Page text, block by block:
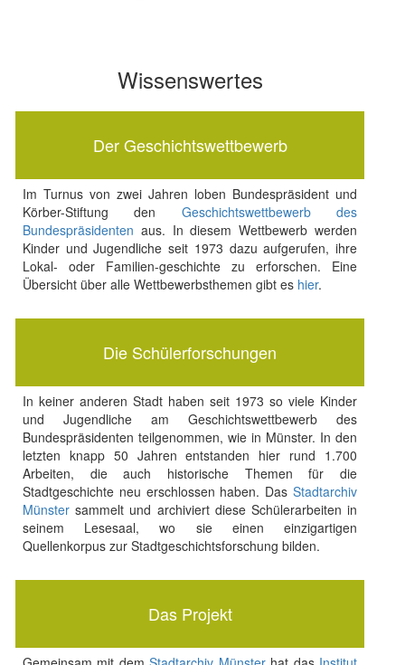
Wissenswertes
Der Geschichtswettbewerb
Im Turnus von zwei Jahren loben Bundespräsident und
Körber-Stiftung den Geschichtswettbewerb des
Bundespräsidenten aus. In diesem Wettbewerb werden
Kinder und Jugendliche seit 1973 dazu aufgerufen, ihre
Lokal- oder Familien-geschichte zu erforschen. Eine
Übersicht über alle Wettbewerbsthemen gibt es hier.
Die Schülerforschungen
In keiner anderen Stadt haben seit 1973 so viele Kinder
und Jugendliche am Geschichtswettbewerb des
Bundespräsidenten teilgenommen, wie in Münster. In den
letzten knapp 50 Jahren entstanden hier rund 1.700
Arbeiten, die auch historische Themen für die
Stadtgeschichte neu erschlossen haben. DasStadtarchiv
Münstersammelt und archiviert diese Schülerarbeiten in
seinem Lesesaal, wo sie einen einzigartigen
Quellenkorpus zur Stadtgeschichtsforschung bilden.
Das Projekt